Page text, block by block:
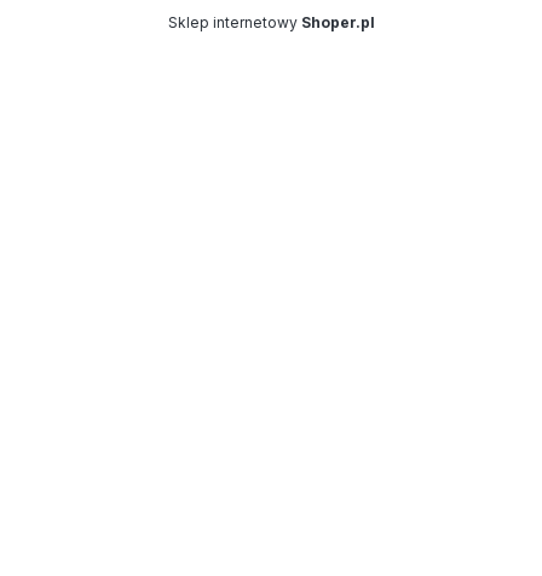
Sklep internetowy Shoper.pl